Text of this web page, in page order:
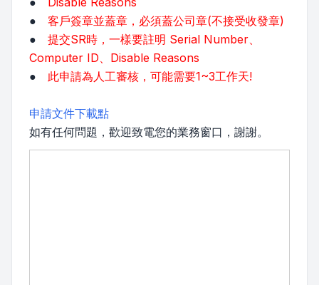
● 客戶簽章並蓋章，必須蓋公司章(不接受收發章)
● 提交SR時，一樣要註明 Serial Number、
Computer ID、Disable Reasons
● 此申請為人工審核，可能需要1~3工作天!
申請文件下載點
如有任何問題，歡迎致電您的業務窗口，謝謝。